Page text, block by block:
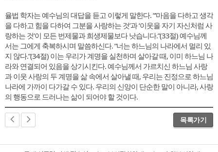
율법 학자는 예수님의 대답을 듣고 이렇게 말한다. “‘마음을 다하고 생각
을 다하고 힘을 다하여 그분을 사랑하는 것’과 ‘이웃을 자기 자신처럼 사
랑하는 것’이 모든 번제물과 희생제물보다 낫습니다.”(33절) 예수님께
서는 그에게 축복하시며 말씀하신다. “너는 하느님의 나라에서 멀리 있
지 않다.”(34절) 이는 우리가 계명을 실천하며 살아갈 때, 이미 하느님 나
라와 연결되어 있음을 상기시킨다. 예수님께서 가르치신 하느님 사랑
과 이웃 사랑의 두 계명을 삶 속에서 살아낼 때, 우리는 진정으로 하느님
나라에 가까이 다가갈 수 있다. 우리의 신앙이 단순한 말이 아니라, 사랑
의 행동으로 드러나는 삶이 되어야 할 것이다.
목록가기